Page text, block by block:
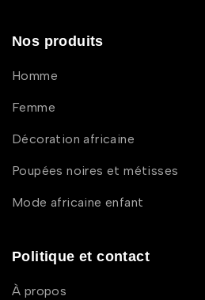
Nos produits
Homme
Femme
Décoration africaine
Poupées noires et métisses
Mode africaine enfant
Politique et contact
À propos